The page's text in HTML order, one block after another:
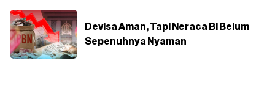
Devisa Aman, Tapi Neraca BI Belum
Sepenuhnya Nyaman